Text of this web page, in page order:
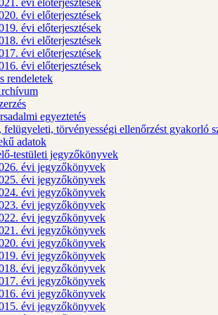
évi előterjesztések
évi előterjesztések
évi előterjesztések
évi előterjesztések
évi előterjesztések
évi előterjesztések
rendeletek
egyeztetés
felügyeleti, törvényességi ellenőrzést gyakorló
adatok
testületi jegyzőkönyvek
évi jegyzőkönyvek
évi jegyzőkönyvek
évi jegyzőkönyvek
évi jegyzőkönyvek
évi jegyzőkönyvek
évi jegyzőkönyvek
évi jegyzőkönyvek
évi jegyzőkönyvek
évi jegyzőkönyvek
évi jegyzőkönyvek
évi jegyzőkönyvek
évi jegyzőkönyvek